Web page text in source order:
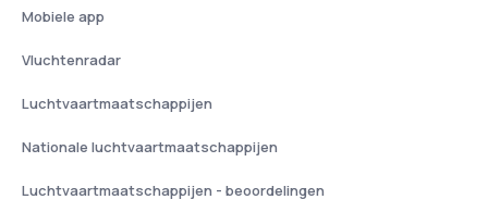
Mobiele app
Vluchtenradar
Luchtvaartmaatschappijen
Nationale luchtvaartmaatschappijen
Luchtvaartmaatschappijen - beoordelingen